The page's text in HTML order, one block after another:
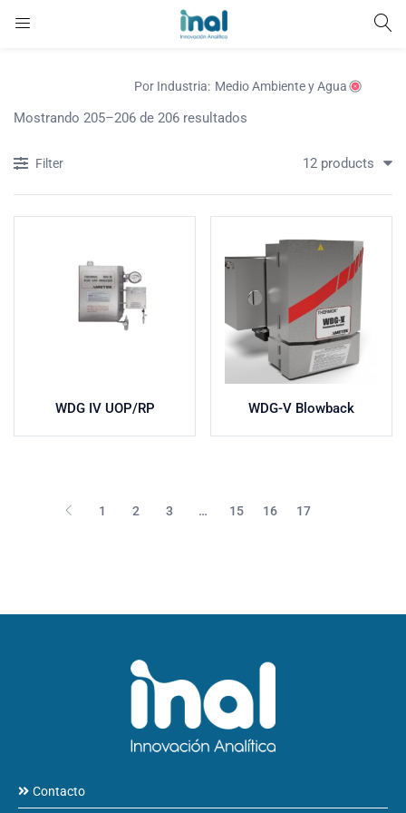
Por Industria: Medio Ambiente y Agua
Mostrando 205–206 de 206 resultados
Filter 12 products
WDG IV UOP/RP WDG-V Blowback
1 2 3 … 15 16 17
Contacto